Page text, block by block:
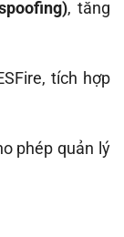
, tăng
tích hợp
phép quản lý